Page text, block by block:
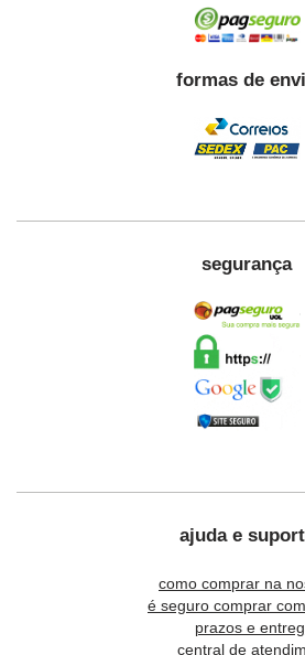
formas de
segurança
ajuda e
como comprar na
é seguro comprar
prazos e
central de